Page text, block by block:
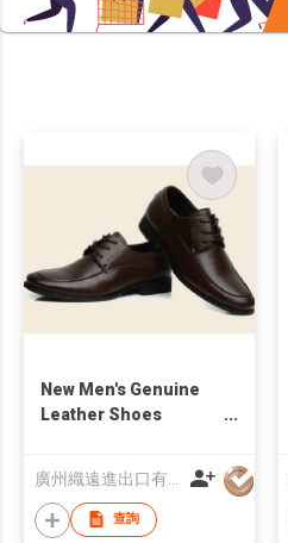
New Men's Genuine
Leather Shoes
查詢